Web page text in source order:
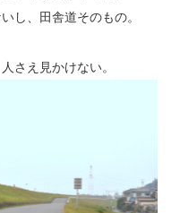
し、田舎道そのもの。
さえ見かけない。